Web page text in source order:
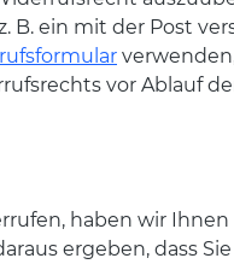
B. ein mit der Post
vor Ablauf
haben wir
ergeben, dass